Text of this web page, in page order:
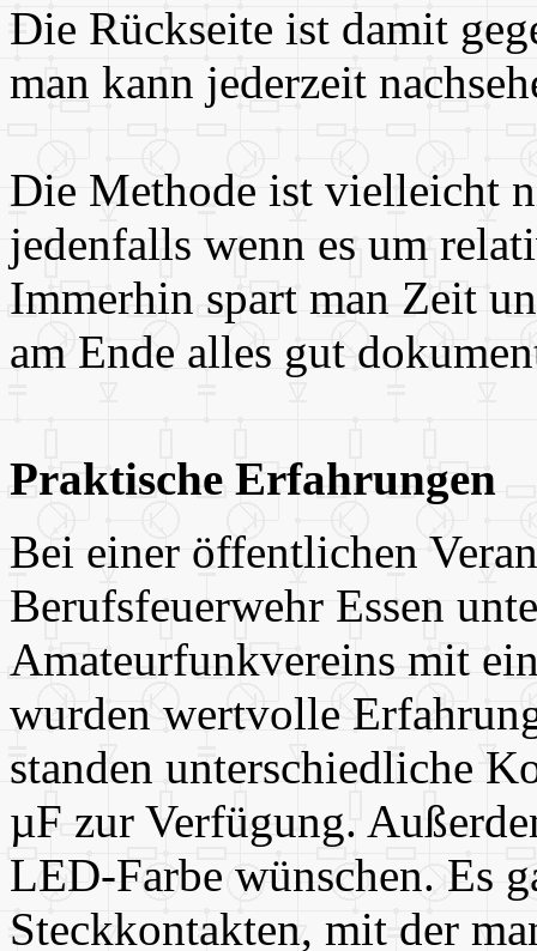
Die Rückseite ist damit
man kann jederzeit
Die Methode ist vielleicht
jedenfalls wenn es um
Immerhin spart man Zeit
am Ende alles gut
Praktische Erfahrungen
Bei einer öffentlichen
Berufsfeuerwehr Essen
Amateurfunkvereins mit
wurden wertvolle
standen unterschiedliche
µF zur Verfügung.
LED-Farbe wünschen. Es
Steckkontakten, mit der